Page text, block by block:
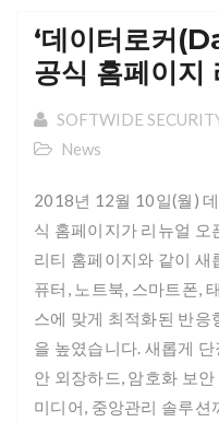
‘데이터로커
공식 홈페이지
SOFTWIDE
News
2018년 12월 10일(월)
식 홈페이지가 리뉴얼 오
리티 홈페이지와 같이 새
퓨터, 노트북, 스마트폰,
스에 맞게 최적화된 반응
을 높였습니다. 새롭게
안 외장하드, 암호화 보
미디어, 중앙관리 솔루